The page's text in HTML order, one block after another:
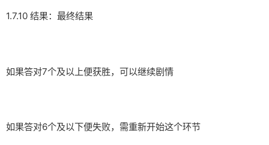
1.7.10 结果：最终结果
如果答对7个及以上便获胜，可以继续剧情
如果答对6个及以下便失败，需重新开始这个环节